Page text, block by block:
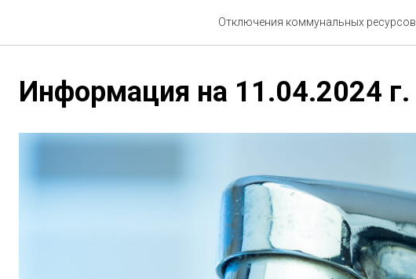
Отключения коммунальных ресурсов
Информация на 11.04.2024 г.